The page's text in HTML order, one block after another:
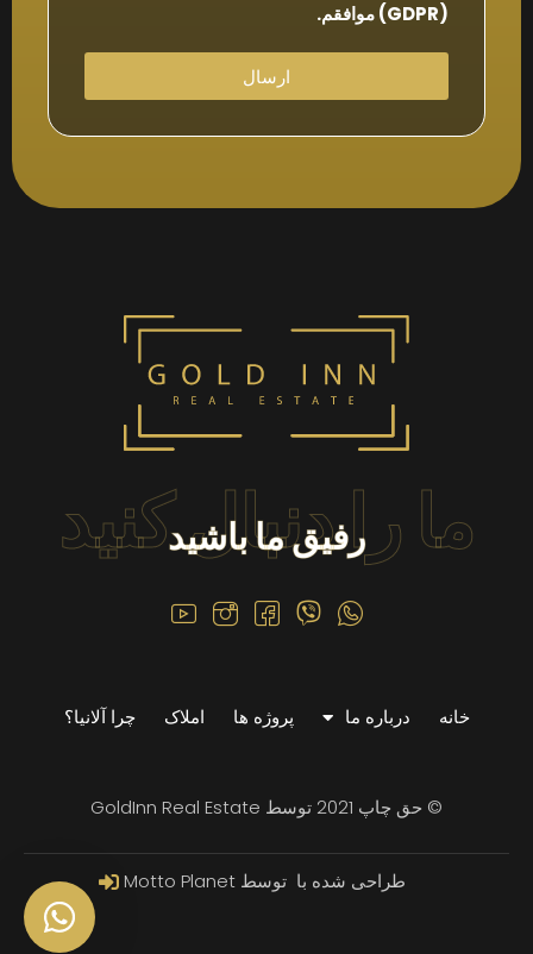
(GDPR) موافقم.
ارسال
ما را دنبال کنید
رفیق ما باشید
خانه درباره ما پروژه ها املاک چرا آلانیا؟
© حق چاپ 2021 توسط GoldInn Real Estate
طراحی شده با ️ توسط Motto Planet